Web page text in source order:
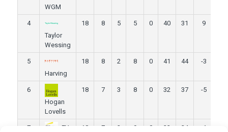
WGM
4
Taylor
Wessing
18 8 5 5 0 40 31 9
5
Harving
18 8 2 8 0 41 44 -3
6
Hogan
Lovells
18 7 3 8 0 32 37 -5
7 EY 18 7 2 9 0 33 34 -1